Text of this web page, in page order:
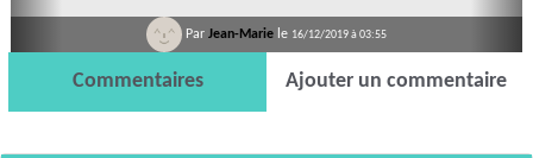
Par Jean-Marie le 16/12/2019 à 03:55
Commentaires Ajouter un commentaire